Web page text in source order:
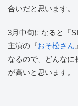
合いだと思います。
3月中旬になると『
主演の『おそ松さん
なるので、どんなに
が高いと思います。